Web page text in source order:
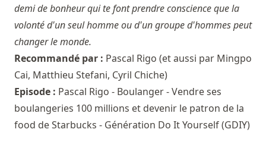
demi de bonheur qui te font prendre conscience que la
volonté d'un seul homme ou d'un groupe d'hommes peut
changer le monde.
Recommandé par : Pascal Rigo (et aussi par Mingpo
Cai, Matthieu Stefani, Cyril Chiche)
Episode : Pascal Rigo - Boulanger - Vendre ses
boulangeries 100 millions et devenir le patron de la
food de Starbucks - Génération Do It Yourself (GDIY)